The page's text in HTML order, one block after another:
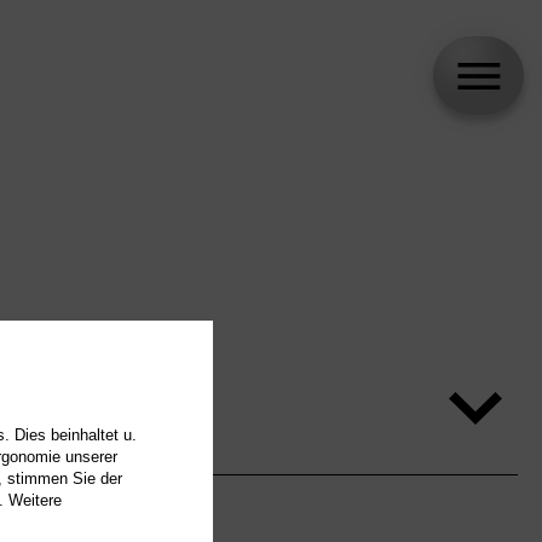
Dies beinhaltet u.
unserer
stimmen Sie der
Weitere